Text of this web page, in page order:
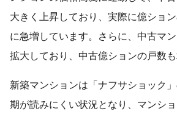
大きく上昇しており、実際に億ショ
に急増しています。さらに、中古マ
拡大しており、中古億ションの戸数も
新築マンションは「ナフサショック
期が読みにくい状況となり、マンシ